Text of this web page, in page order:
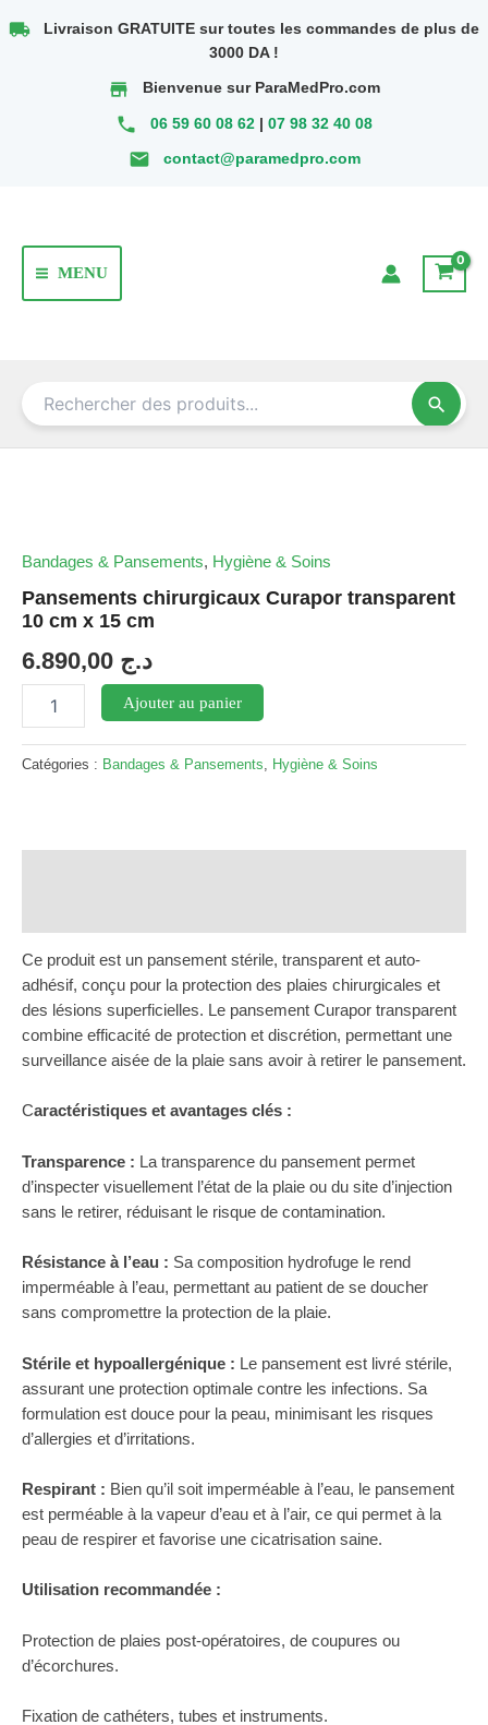
aulocal_shipping
Livraison GRATUITE sur toutes les commandes de plus de
3000 DA !
store Bienvenue sur ParaMedPro.com
phone 06 59 60 08 62 | 07 98 32 40 08
email contact@paramedpro.com
MENU
search
Bandages & Pansements, Hygiène & Soins
Pansements chirurgicaux Curapor transparent
10 cm x 15 cm
د.ج
chirurgicaux
cm
Ajouter au panier
Catégories : Bandages & Pansements Hygiène & Soins
Ce produit est un pansement stérile, transparent et auto-
adhésif, conçu pour la protection des plaies chirurgicales et
des lésions superficielles. Le pansement Curapor transparent
combine efficacité de protection et discrétion, permettant une
surveillance aisée de la plaie sans avoir à retirer le pansement.
Caractéristiques et avantages clés :
Transparence : La transparence du pansement permet
d’inspecter visuellement l’état de la plaie ou du site d’injection
sans le retirer, réduisant le risque de contamination.
Résistance à l’eau : Sa composition hydrofuge le rend
imperméable à l’eau, permettant au patient de se doucher
sans compromettre la protection de la plaie.
Stérile et hypoallergénique : Le pansement est livré stérile,
assurant une protection optimale contre les infections. Sa
formulation est douce pour la peau, minimisant les risques
d’allergies et d’irritations.
Respirant : Bien qu’il soit imperméable à l’eau, le pansement
est perméable à la vapeur d’eau et à l’air, ce qui permet à la
peau de respirer et favorise une cicatrisation saine.
Utilisation recommandée :
Protection de plaies post-opératoires, de coupures ou
d’écorchures.
Fixation de cathéters, tubes et instruments.